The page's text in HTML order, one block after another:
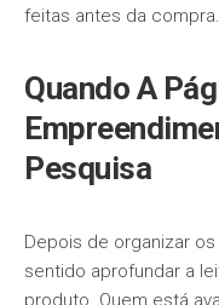
feitas antes da compra.
Quando A
Pesquisa
Depois de organizar
sentido aprofundar a
produto. Quem está